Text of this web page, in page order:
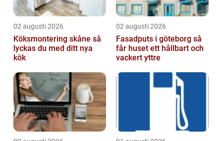
02 augusti 2026
Köksmontering skåne så
lyckas du med ditt nya
kök
02 augusti 2026
Fasadputs i göteborg så
får huset ett hållbart och
vackert yttre